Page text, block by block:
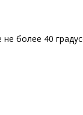
более 40